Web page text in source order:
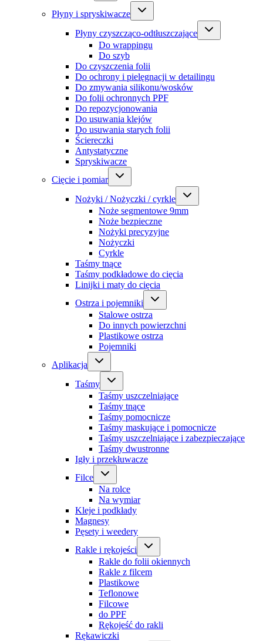
Płyny i spryskiwacze
Płyny czyszcząco-odtłuszczające
Do wrappingu
Do szyb
Do czyszczenia folii
Do ochrony i pielęgnacji w detailingu
Do zmywania silikonu/wosków
Do folii ochronnych PPF
Do repozycjonowania
Do usuwania klejów
Do usuwania starych folii
Ściereczki
Antystatyczne
Spryskiwacze
Cięcie i pomiar
Nożyki / Nożyczki / cyrkle
Noże segmentowe 9mm
Noże bezpieczne
Nożyki precyzyjne
Nożyczki
Cyrkle
Taśmy tnące
Taśmy podkładowe do cięcia
Linijki i maty do cięcia
Ostrza i pojemniki
Stalowe ostrza
Do innych powierzchni
Plastikowe ostrza
Pojemniki
Aplikacja
Taśmy
Taśmy uszczelniające
Taśmy tnące
Taśmy pomocnicze
Taśmy maskujące i pomocnicze
Taśmy uszczelniające i zabezpieczające
Taśmy dwustronne
Igły i przekłuwacze
Filce
Na rolce
Na wymiar
Kleje i podkłady
Magnesy
Pęsety i weedery
Rakle i rękojeści
Rakle do folii okiennych
Rakle z filcem
Plastikowe
Teflonowe
Filcowe
do PPF
Rękojeść do rakli
Rękawiczki